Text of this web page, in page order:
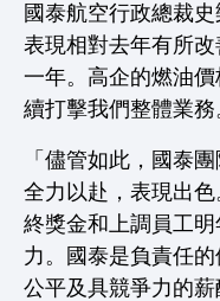
國泰航空行政總裁
表現相對去年有所
一年。高企的燃油
續打擊我們整體業務
「儘管如此，國泰
全力以赴，表現出
終獎金和上調員工
力。國泰是負責任
公平及具競爭力的